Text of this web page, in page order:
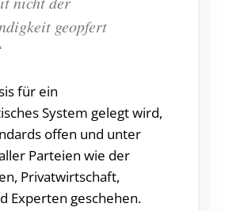
geopfert
für ein
System gelegt wird,
offen und unter
Parteien wie der
Privatwirtschaft,
Experten geschehen.